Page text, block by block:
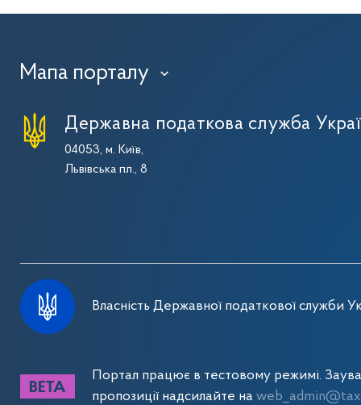
Мапа порталу ›
Державна податкова служба
04053, м. Київ,
Львівська пл., 8
Власність Державної податкової служби
Портал працює в тестовому режимі.
пропозиції надсилайте на